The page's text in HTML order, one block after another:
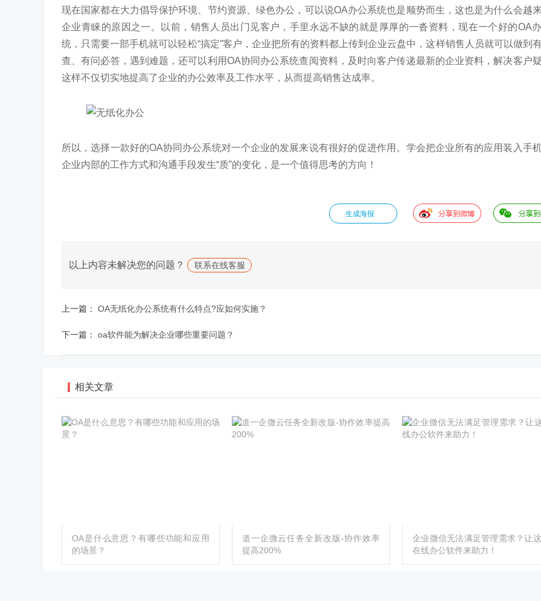
现在国家都在大力倡导保护环境、节约资源、绿色办公，可以说OA办公系统也是顺势而生，这也是为什么会越
企业青睐的原因之一。以前，销售人员出门见客户，手里永远不缺的就是厚厚的一沓资料，现在一个好的OA
统，只需要一部手机就可以轻松“搞定”客户，企业把所有的资料都上传到企业云盘中，这样销售人员就可以做到
查、有问必答，遇到难题，还可以利用OA协同办公系统查阅资料，及时向客户传递最新的企业资料，解决客户疑
这样不仅切实地提高了企业的办公效率及工作水平，从而提高销售达成率。
所以，选择一款好的OA协同办公系统对一个企业的发展来说有很好的促进作用。学会把企业所有的应用装入手
企业内部的工作方式和沟通手段发生“质”的变化，是一个值得思考的方向！
生成海报
以上内容未解决您的问题？ 联系在线客服
上一篇： OA无纸化办公系统有什么特点?应如何实施？
下一篇： oa软件能为解决企业哪些重要问题？
相关文章
OA是什么意思？有哪些功能和应用
的场景？
道一企微云任务全新改版-协作效率
提高200%
企业微信无法满足管理需求？让
在线办公软件来助力！